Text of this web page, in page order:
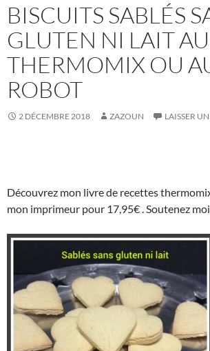
BISCUITS SABLÉS
GLUTEN NI LAIT AU
THERMOMIX OU
ROBOT
2 DÉCEMBRE 2018 ZAZOUN LAISSER
Découvrez mon livre de recettes
mon imprimeur pour 17,95€ . Soutenez